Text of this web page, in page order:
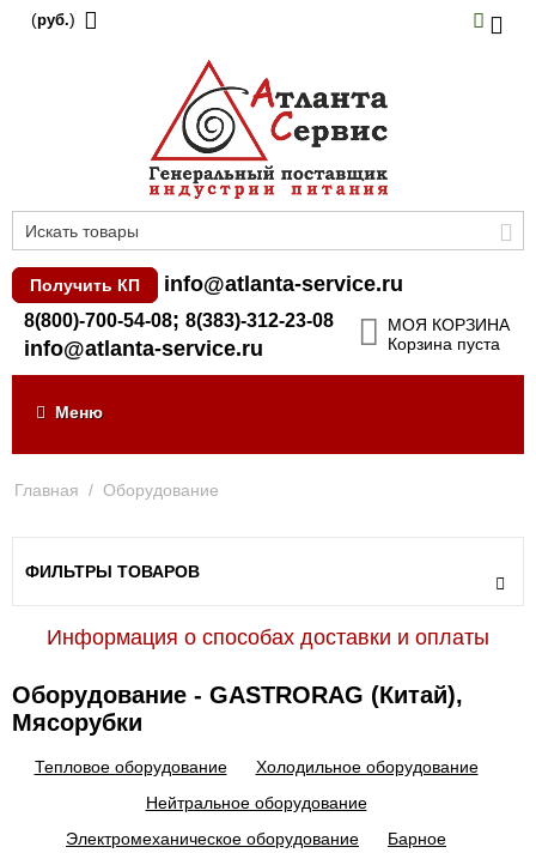
(руб.)
Получить КП info@atlanta-service.ru
8(800)-700-54-08; 8(383)-312-23-08
info@atlanta-service.ru
МОЯ КОРЗИНА
Корзина пуста
Меню
Главная / Оборудование
ФИЛЬТРЫ ТОВАРОВ
Информация о способах доставки и оплаты
Оборудование - GASTRORAG (Китай),
Мясорубки
Тепловое оборудование
Холодильное оборудование
Нейтральное оборудование
Электромеханическое оборудование
Барное